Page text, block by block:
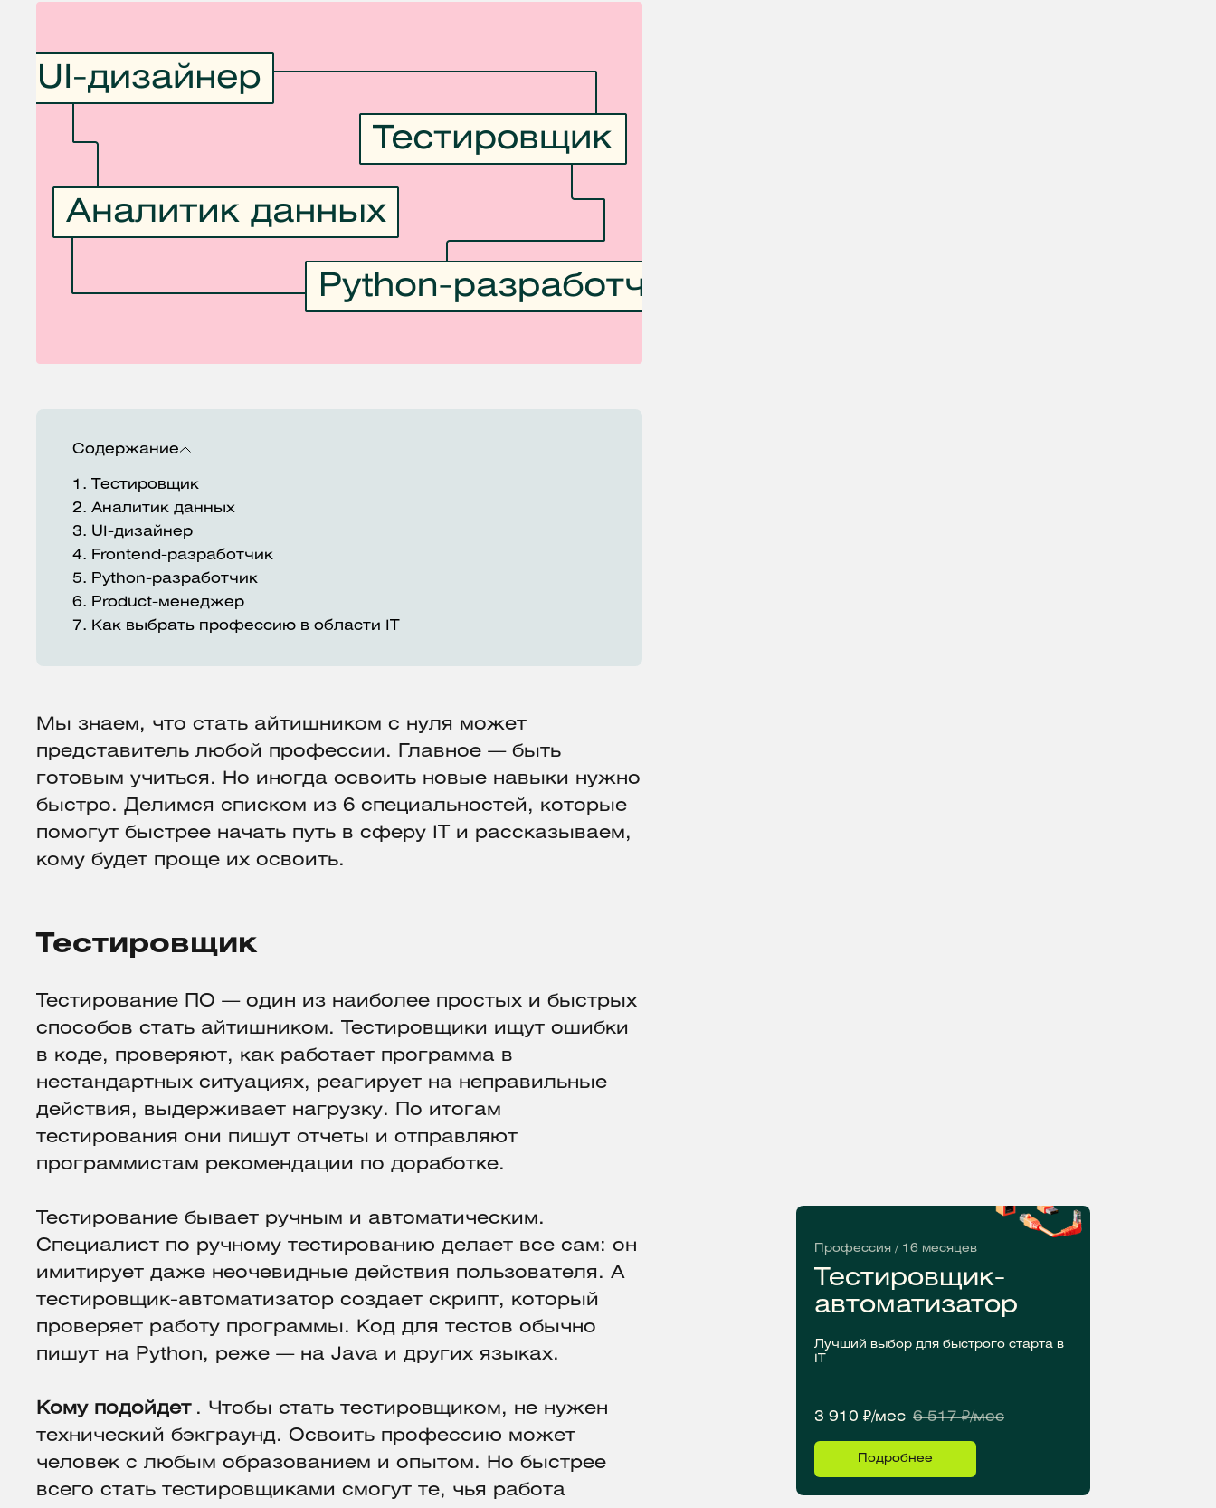
Содержание
1.
Тестировщик
2. Аналитик данных
3. UI-дизайнер
4. Frontend-разработчик
5. Python-разработчик
6. Product-менеджер
7. Как выбрать профессию в области IT
Мы знаем, что стать айтишником с нуля может
представитель любой профессии. Главное — быть
готовым учиться. Но иногда освоить новые навыки нужно
быстро. Делимся списком из 6 специальностей, которые
помогут быстрее начать путь в сферу IT и рассказываем,
кому будет проще их освоить.
Тестировщик
Тестирование ПО — один из наиболее простых и быстрых
способов стать айтишником. Тестировщики ищут ошибки
в коде, проверяют, как работает программа в
нестандартных ситуациях, реагирует на неправильные
действия, выдерживает нагрузку. По итогам
тестирования они пишут отчеты и отправляют
программистам рекомендации по доработке.
Профессия / 16 месяцев
Тестировщик-
автоматизатор
Лучший выбор для быстрого старта в
3 910 ₽/мес 6 517 ₽/мес
Подробнее
Тестирование бывает ручным и автоматическим.
Специалист по ручному тестированию делает все сам: он
имитирует даже неочевидные действия пользователя. А
тестировщик-автоматизатор создает скрипт, который
проверяет работу программы. Код для тестов обычно
пишут на Python, реже — на Java и других языках.
Кому подойдет . Чтобы стать тестировщиком, не нужен
технический бэкграунд. Освоить профессию может
человек с любым образованием и опытом. Но быстрее
всего стать тестировщиками смогут те, чья работа